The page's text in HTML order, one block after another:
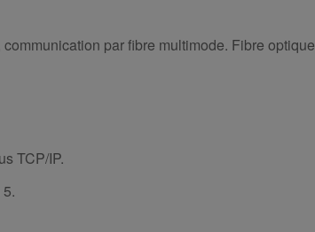
par fibre multimode. Fibre optique
TCP/IP.